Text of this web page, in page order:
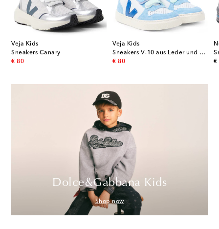
Veja Kids
Sneakers Canary
€ 80
original price
Veja Kids
Sneakers V-10 aus Leder und Veloursleder
€ 80
original price
€
Dolce&Gabbana Kids
Shop now